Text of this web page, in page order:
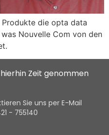
die opta data
Nouvelle Com von den
hierhin Zeit genommen
Sie uns per E-Mail
- 755140